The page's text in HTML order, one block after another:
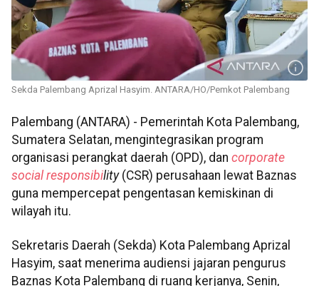
Sekda Palembang Aprizal Hasyim. ANTARA/HO/Pemkot Palembang
Palembang (ANTARA) - Pemerintah Kota Palembang,
Sumatera Selatan, mengintegrasikan program
organisasi perangkat daerah (OPD), dan corporate
social responsibility(CSR) perusahaan lewat Baznas
guna mempercepat pengentasan kemiskinan di
wilayah itu.
Sekretaris Daerah (Sekda) Kota Palembang Aprizal
Hasyim, saat menerima audiensi jajaran pengurus
Baznas Kota Palembang di ruang kerjanya, Senin,